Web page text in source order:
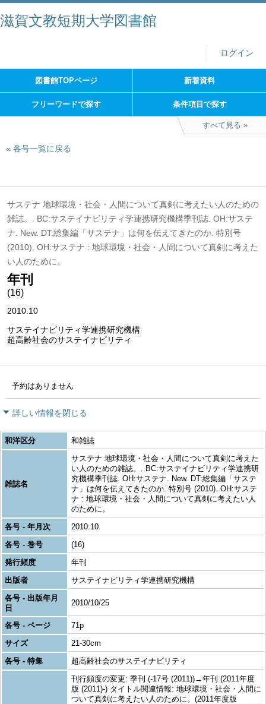
滋賀文教短期大学図書館
ログイン
図書館TOPページ 新着資料
フリーワードで探す 条件項目で探す
すべて見る
各号一覧に戻る
サステナ 地球環境・社会・人間について真剣に考えたい人のための
雑誌。. BC:サステイナビリティ学連携研究機構季刊誌. OH:サステ
ナ. New. DT:総集編「サステナ」は何を伝えてきたのか. 特別号
(2010). OH:サステナ : 地球環境・社会・人間について真剣に考えた
い人のために。
年刊
(16)
2010.10
サステイナビリティ学連携研究機構
超高齢社会のサステイナビリティ
予約はありません
詳しい情報を閉じる
和洋区分 和雑誌
雑誌名
サステナ 地球環境・社会・人間について真剣に考えた
い人のための雑誌。. BC:サステイナビリティ学連携研
究機構季刊誌. OH:サステナ. New. DT:総集編「サステ
ナ」は何を伝えてきたのか. 特別号 (2010). OH:サステ
ナ : 地球環境・社会・人間について真剣に考えたい人
のために。
各号 - 年月次
2010.10
各号 - 巻号
(16)
発行頻度
年刊
出版者
サステイナビリティ学連携研究機構
各号 - 出版年月
日
2010/10/25
各号 - ページ
71p
サイズ
21-30cm
各号 - 特集
超高齢社会のサステイナビリティ
刊行頻度の変更: 季刊 (-17号 (2011))→年刊 (2011年度
版 (2011)-) タイトル関連情報: 地球環境・社会・人間に
ついて真剣に考えたい人のために。(2011年度版